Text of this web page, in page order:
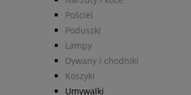
Pościel
Poduszki
Lampy
Dywany i chodniki
Koszyki
Umywalki